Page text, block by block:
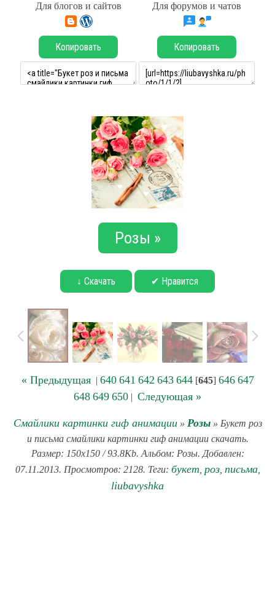
Для блогов и сайтов Для форумов и чатов
Копировать Копировать
Розы »
↓ Скачать ✔ Нравится
« Предыдущая| 640 641 642 643 644[645] 646 647
648 649 650 | Следующая »
Смайлики картинки гиф анимации» Розы» Букет роз
и письма смайлики картинки гиф анимации скачать.
Размер: 150x150 / 93.8Kb. Альбом: Розы. Добавлен:
07.11.2013. Просмотров: 2128. Теги: букет роз, письма,
liubavyshka